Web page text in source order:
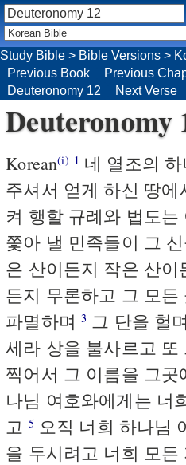
Study Bible > Bible Versions >
Previous Book
Previous
Deuteronomy 12
Next Verse
Deuteronomy
Korean(i) 1 네 열조의
주셔서 얻게 하신 땅에
켜 행할 규례와 법도
쫓아 낼 민족들이 그
은 산이든지 작은 산이
든지 무론하고 그 모든
파멸하며3 그 단을 헐
세라 상을 불사르고
찍어서 그 이름을 그
나님 여호와에게는 너
고 5 오직 너희 하나님
을 두시려고 너희 모든